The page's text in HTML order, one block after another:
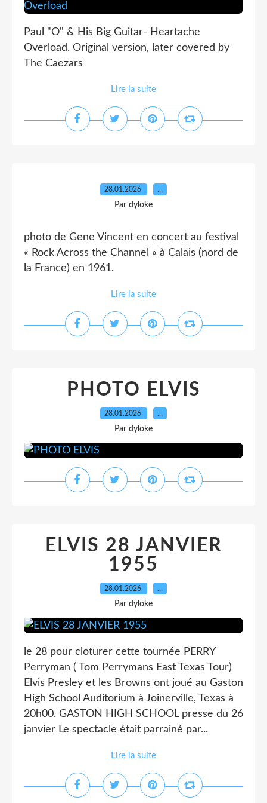
Paul "O" & His Big Guitar- Heartache
Overload. Original version, later covered by
The Caezars
Lire la suite
28.01.2026 …
Par dyloke
photo de Gene Vincent en concert au festival
« Rock Across the Channel » à Calais (nord de
la France) en 1961.
Lire la suite
PHOTO ELVIS
28.01.2026 …
Par dyloke
ELVIS 28 JANVIER
1955
28.01.2026 …
Par dyloke
le 28 pour cloturer cette tournée PERRY
Perryman ( Tom Perrymans East Texas Tour)
Elvis Presley et les Browns ont joué au Gaston
High School Auditorium à Joinerville, Texas à
20h00. GASTON HIGH SCHOOL presse du 26
janvier Le spectacle était parrainé par...
Lire la suite